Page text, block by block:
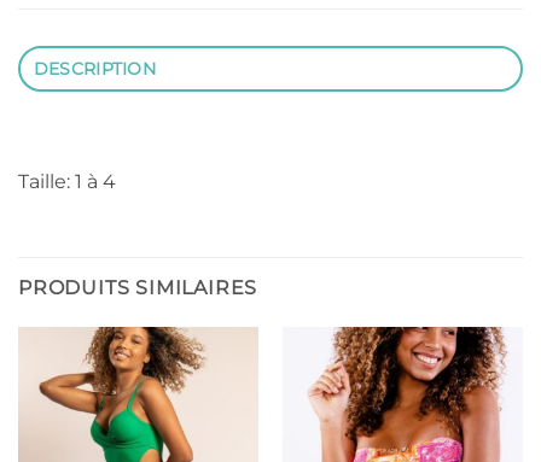
DESCRIPTION
Taille: 1 à 4
PRODUITS SIMILAIRES